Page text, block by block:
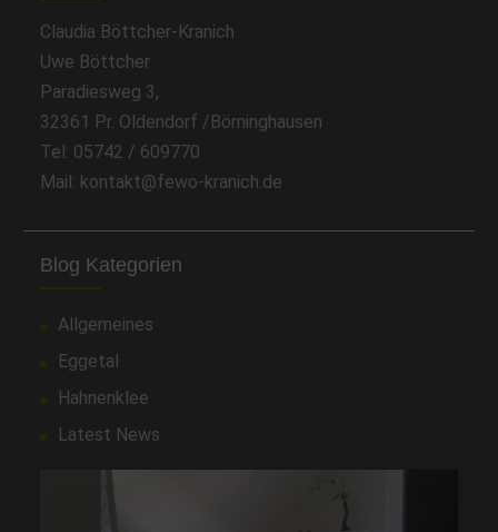
Claudia Böttcher-Kranich
Uwe Böttcher
Paradiesweg 3,
32361 Pr. Oldendorf /Börninghausen
Tel: 05742 / 609770
Mail: kontakt@fewo-kranich.de
Blog Kategorien
Allgemeines
Eggetal
Hahnenklee
Latest News